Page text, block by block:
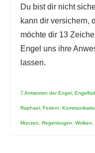
Du bist dir nicht
kann dir versichern,
möchte dir 13
Engel uns ihre
lassen.
Antworten der Engel
Raphael Federn
Münzen Regenbogen Wolken